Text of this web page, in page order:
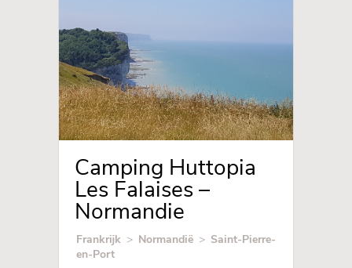
Camping Huttopia
Les Falaises –
Normandie
Frankrijk > Normandië > Saint-Pierre-
en-Port